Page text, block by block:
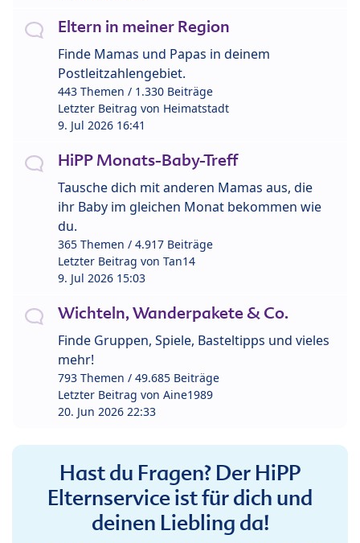
Eltern in meiner Region
Finde Mamas und Papas in deinem
Postleitzahlengebiet.
443 Themen / 1.330 Beiträge
Letzter Beitrag von Heimatstadt
9. Jul 2026 16:41
HiPP Monats-Baby-Treff
Tausche dich mit anderen Mamas aus, die
ihr Baby im gleichen Monat bekommen wie
du.
365 Themen / 4.917 Beiträge
Letzter Beitrag von Tan14
9. Jul 2026 15:03
Wichteln, Wanderpakete & Co.
Finde Gruppen, Spiele, Basteltipps und vieles
mehr!
793 Themen / 49.685 Beiträge
Letzter Beitrag von Aine1989
20. Jun 2026 22:33
Hast du Fragen? Der HiPP
Elternservice ist für dich und
deinen Liebling da!